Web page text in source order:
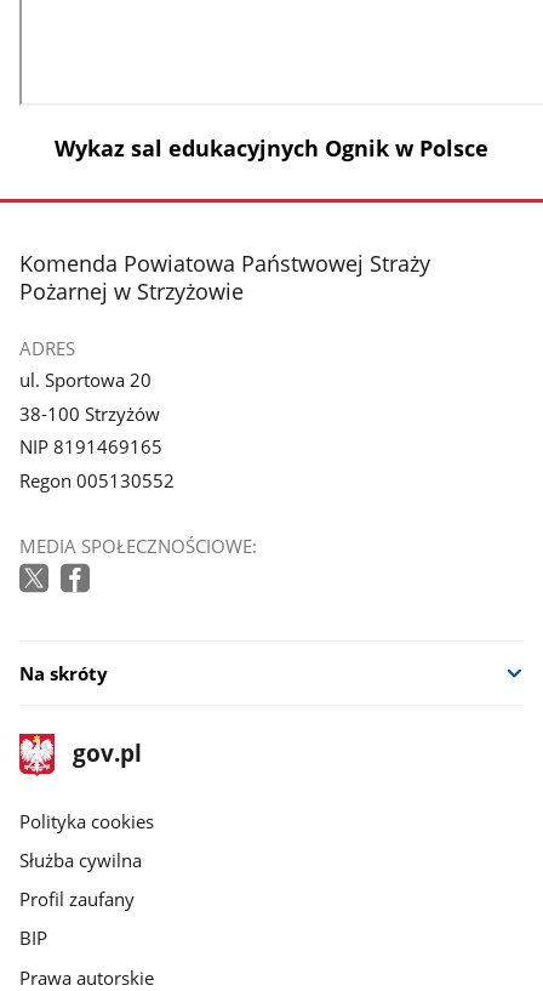
Wykaz sal edukacyjnych Ognik w Polsce
stopka
Komenda Powiatowa Państwowej Straży
Pożarnej w Strzyżowie
ADRES
ul. Sportowa 20
38-100 Strzyżów
NIP 8191469165
Regon 005130552
MEDIA SPOŁECZNOŚCIOWE:
Na skróty
stopka
gov.pl
Strona
gov.pl
gov.pl
Polityka cookies
Służba cywilna
Profil zaufany
BIP
Prawa autorskie